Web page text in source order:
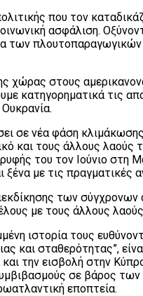
που τον
ασφάλιση.
των
χώρας στους
κατηγορηματικά τις
σε νέα φάση
και τους άλλους λαούς
του τον Ιούνιο στη
με τις πραγματικές
των σύγχρονων
με τους άλλους
ιστορία τους
και σταθερότητας”,
την εισβολή στην
σε βάρος
εποπτεία.